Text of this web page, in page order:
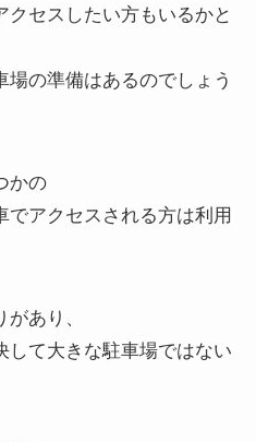
セスしたい方もいるかと
場の準備はあるのでしょう
かの
アクセスされる方は利用
あり、
して大きな駐車場ではない